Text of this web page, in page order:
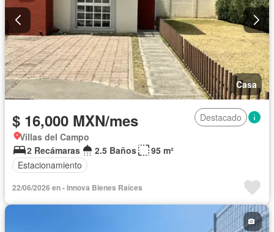
Casa
$ 16,000 MXN/mes
Destacado
Villas del Campo
2 Recámaras
2.5 Baños
95 m²
Estacionamiento
22/06/2026 en - Innova Bienes Raíces